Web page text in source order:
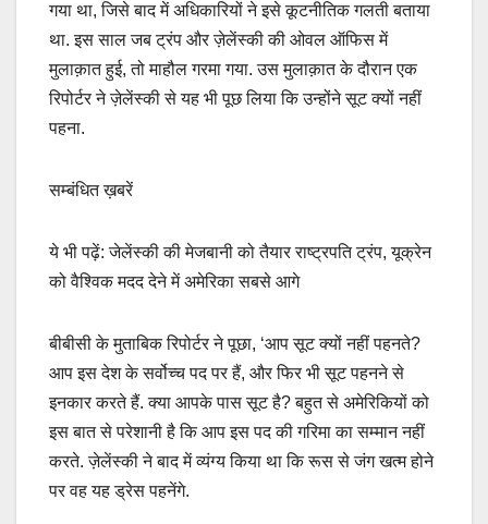
गया था, जिसे बाद में अधिकारियों ने इसे कूटनीतिक गलती बताया
था. इस साल जब ट्रंप और ज़ेलेंस्की की ओवल ऑफिस में
मुलाक़ात हुई, तो माहौल गरमा गया. उस मुलाक़ात के दौरान एक
रिपोर्टर ने ज़ेलेंस्की से यह भी पूछ लिया कि उन्होंने सूट क्यों नहीं
पहना.
सम्बंधित ख़बरें
ये भी पढ़ें: जेलेंस्की की मेजबानी को तैयार राष्ट्रपति ट्रंप, यूक्रेन
को वैश्विक मदद देने में अमेरिका सबसे आगे
बीबीसी के मुताबिक रिपोर्टर ने पूछा, ‘आप सूट क्यों नहीं पहनते?
आप इस देश के सर्वोच्च पद पर हैं, और फिर भी सूट पहनने से
इनकार करते हैं. क्या आपके पास सूट है? बहुत से अमेरिकियों को
इस बात से परेशानी है कि आप इस पद की गरिमा का सम्मान नहीं
करते. ज़ेलेंस्की ने बाद में व्यंग्य किया था कि रूस से जंग खत्म होने
पर वह यह ड्रेस पहनेंगे.